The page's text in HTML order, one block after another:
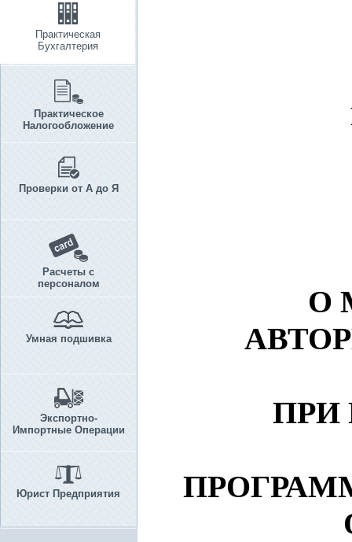
Практическая
Бухгалтерия
Практическое
Налогообложение
Проверки от А до Я
Расчеты с
персоналом
Умная подшивка
Экспортно-
Импортные Операции
Юрист Предприятия
О
ПРИ